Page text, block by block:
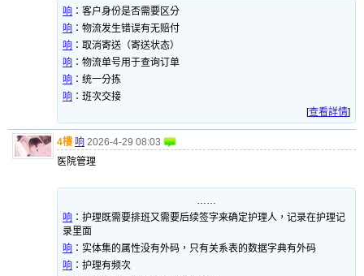
响 ： 客户身份是否需要区分
响 ： 物流发生错误有无赔付
响 ： 取消寄送（寄送状态）
响 ： 物流单号用于查询订单
响 ： 统一分拣
响 ： 班次交接
[查看詳情]
4樓 响 2026-4-29 08:03
医院管理
……
响 ： 护理既需要排班又需要后续签字来确定护理人，记录在护理记
录里面
响 ： 实体集的属性没有外码，只有关系表的数据字典有外码
响 ： 护理有频次